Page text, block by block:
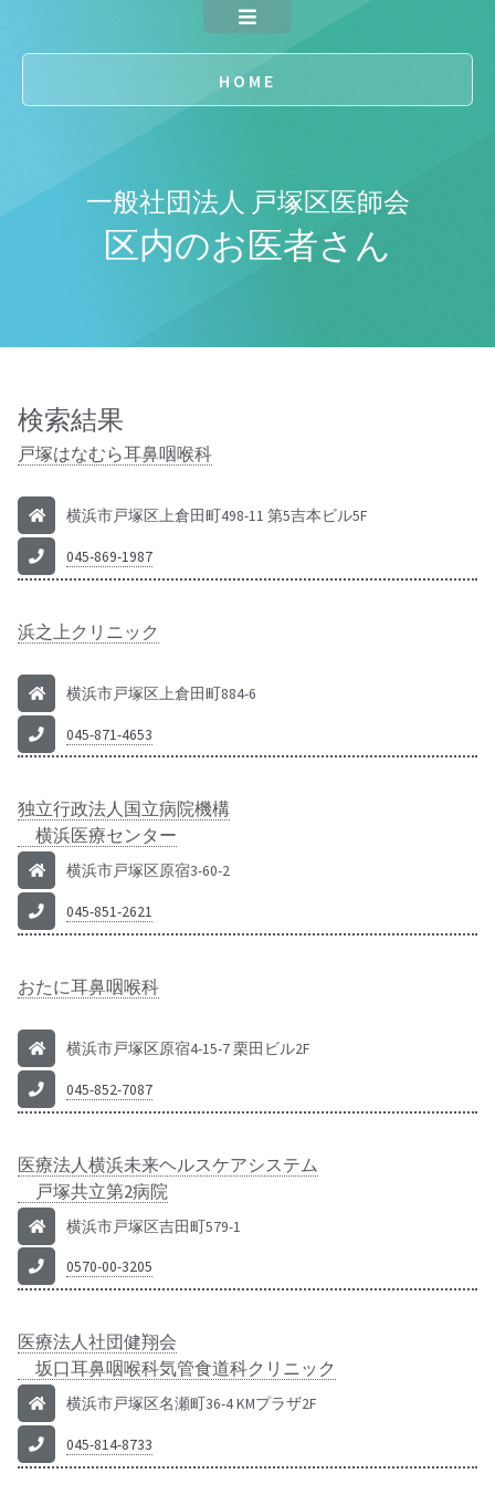
HOME
一般社団法人 戸塚区医師会
区内のお医者さん
検索結果
戸塚はなむら耳鼻咽喉科
横浜市戸塚区上倉田町498-11 第5吉本ビル5F
045-869-1987
浜之上 クリニック
横浜市戸塚区上倉田町884-6
045-871-4653
独立行政法人国立病院機構
横浜医療センター
横浜市戸塚区原宿3-60-2
045-851-2621
おたに耳鼻咽喉科
横浜市戸塚区原宿4-15-7 栗田ビル2F
045-852-7087
医療法人横浜未来ヘルスケアシステム
戸塚共立第2病院
横浜市戸塚区吉田町579-1
0570-00-3205
医療法人社団健翔会
坂口耳鼻咽喉科気管食道科クリニック
横浜市戸塚区名瀬町36-4 KMプラザ2F
045-814-8733